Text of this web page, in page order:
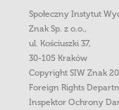
Społeczny Instytut
Znak Sp. z o.o.,
ul. Kościuszki 37,
30-105 Kraków
Copyright SIW Znak
Foreign Rights
Inspektor Ochrony